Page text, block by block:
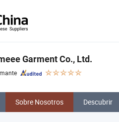
Garment Co., Ltd.
Sobre Nosotros Descubrir